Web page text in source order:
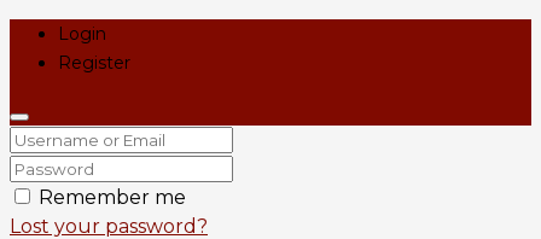
Login
Register
Remember me
Lost your password?